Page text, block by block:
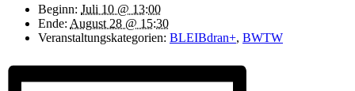
Beginn: Juli 10 @ 13:00
Ende: August 28 @ 15:30
Veranstaltungskategorien: BLEIBdran+, BWTW